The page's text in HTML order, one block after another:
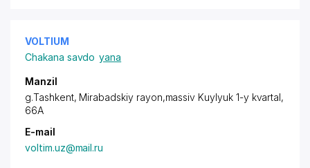
VOLTIUM
Chakana savdo yana
Manzil
g.Tashkent, Mirabadskiy rayon,massiv Kuylyuk 1-y kvartal,
66A
E-mail
voltim.uz@mail.ru